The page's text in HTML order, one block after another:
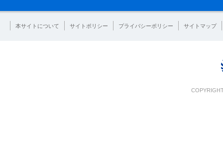
本サイトについて サイトポリシー プライバシーポリシー サイトマップ